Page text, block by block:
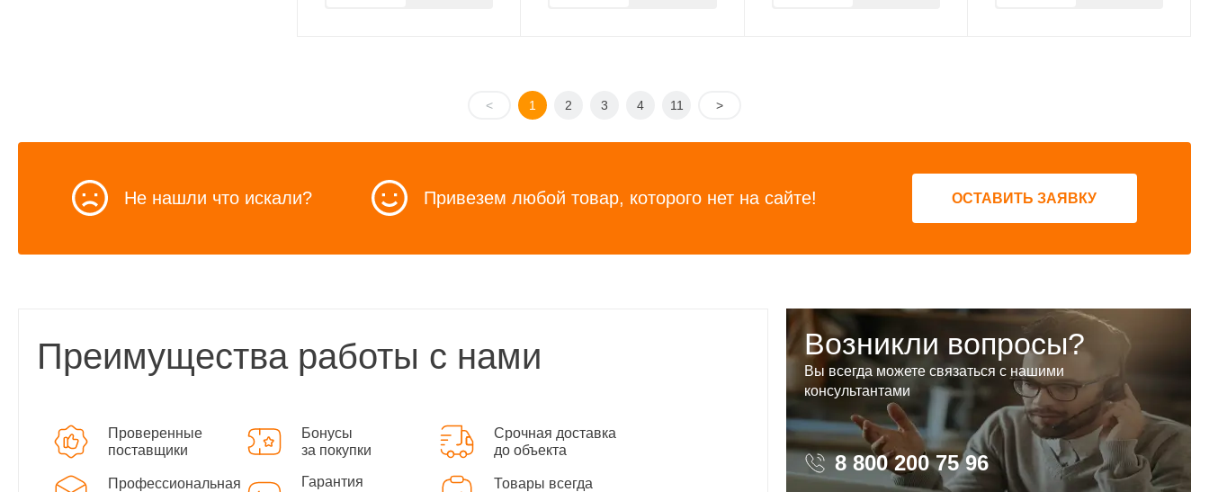
< 1 2 3 4 11 >
Не нашли что искали? Привезем любой товар, которого нет на сайте! ОСТАВИТЬ ЗАЯВКУ
Преимущества работы с нами
Проверенные
поставщики
Бонусы
за покупки
Срочная доставка
до объекта
Профессиональная
Гарантия
Товары всегда
Возникли вопросы?
Вы всегда можете связаться с нашими
консультантами
8 800 200 75 96 8 800 200 75 96